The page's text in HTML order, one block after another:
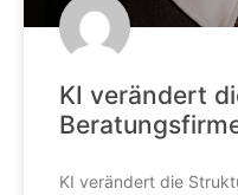
KI verändert
KI verändert die